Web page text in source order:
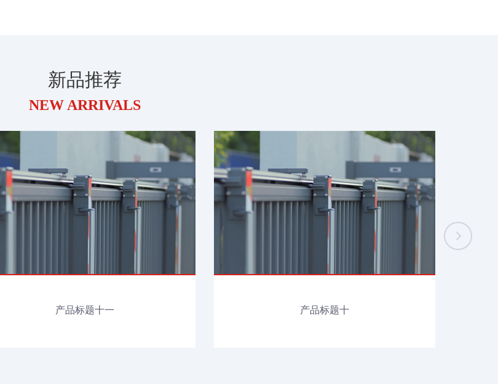
新品推荐
NEW ARRIVALS
产品标题十一 产品标题十